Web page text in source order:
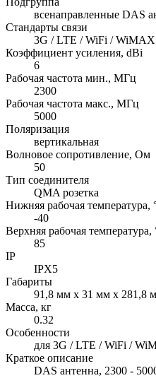
всенаправленные DAS
Стандарты связи
3G / LTE / WiFi / WiMAX
Коэффициент усиления, dBi
6
Рабочая частота мин., МГц
2300
Рабочая частота макс., МГц
5000
Поляризация
вертикальная
Волновое сопротивление, Ом
50
Тип соединителя
QMA розетка
Нижняя рабочая температура,
-40
Верхняя рабочая температура,
85
IP
IPX5
Габариты
91,8 мм x 31 мм x 281,8
Масса, кг
0.32
Особенности
для 3G / LTE / WiFi /
Краткое описание
DAS антенна, 2300 -